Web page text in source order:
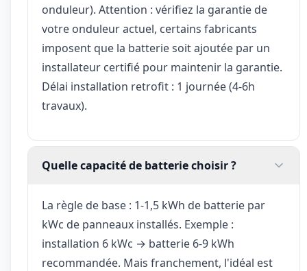
onduleur). Attention : vérifiez la garantie de
votre onduleur actuel, certains fabricants
imposent que la batterie soit ajoutée par un
installateur certifié pour maintenir la garantie.
Délai installation retrofit : 1 journée (4-6h
travaux).
Quelle capacité de batterie choisir ?
La règle de base : 1-1,5 kWh de batterie par
kWc de panneaux installés. Exemple :
installation 6 kWc → batterie 6-9 kWh
recommandée. Mais franchement, l'idéal est